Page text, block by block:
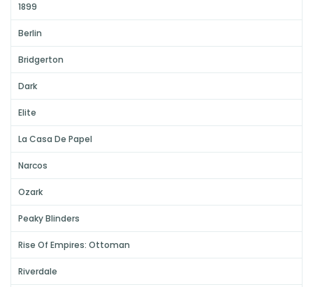
1899
Berlin
Bridgerton
Dark
Elite
La Casa De Papel
Narcos
Ozark
Peaky Blinders
Rise Of Empires: Ottoman
Riverdale